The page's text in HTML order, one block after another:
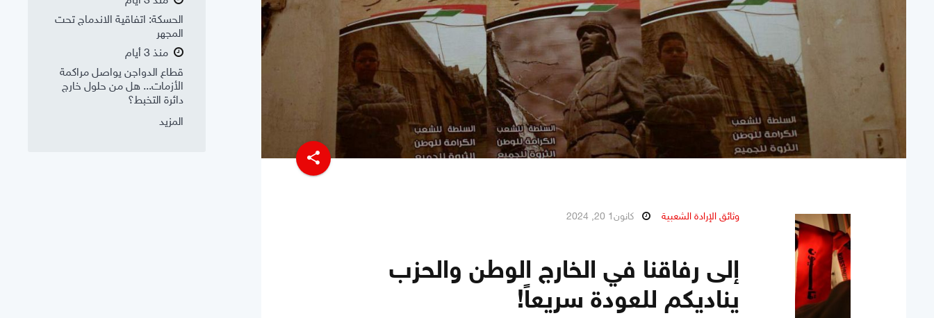
share
وثائق الإرادة الشعبية كانون1 20, 2024
إلى رفاقنا في الخارج الوطن والحزب
يناديكم للعودة سريعاً!
الحسكة: اتفاقية الاندماج تحت
المجهر
منذ 3 أيام
قطاع الدواجن يواصل مراكمة
الأزمات... هل من حلول خارج
دائرة التخبط؟
المزيد